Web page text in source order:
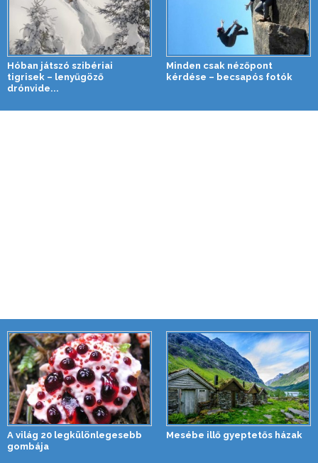
Hóban játszó szibériai
tigrisek – lenyűgöző
drónvide...
Minden csak nézőpont
kérdése – becsapós fotók
A világ 20 legkülönlegesebb
gombája
Mesébe illő gyeptetős házak